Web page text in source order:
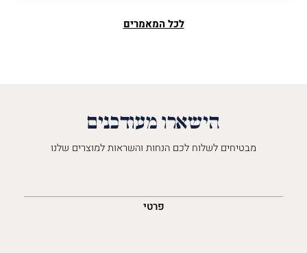
לכל המאמרים
הישארו מעודכנים
מבטיחים לשלוח לכם הנחות והשראות למוצרים שלנו
פרטי